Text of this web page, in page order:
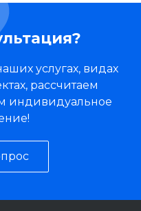
услугах, видах
рассчитаем
индивидуальное